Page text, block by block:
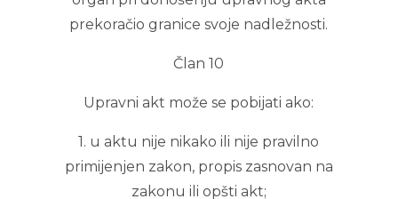
prekoračio granice svoje nadležnosti.
Član 10
Upravni akt može se pobijati ako:
1. u aktu nije nikako ili nije pravilno
primijenjen zakon, propis zasnovan na
zakonu ili opšti akt;